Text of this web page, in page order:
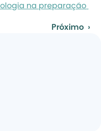
na preparação
Próximo  ›